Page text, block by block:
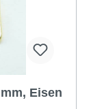
Eisen